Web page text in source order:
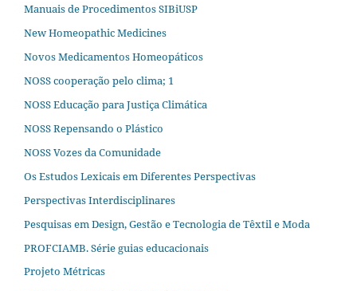
Manuais de Procedimentos SIBiUSP
New Homeopathic Medicines
Novos Medicamentos Homeopáticos
NOSS cooperação pelo clima; 1
NOSS Educação para Justiça Climática
NOSS Repensando o Plástico
NOSS Vozes da Comunidade
Os Estudos Lexicais em Diferentes Perspectivas
Perspectivas Interdisciplinares
Pesquisas em Design, Gestão e Tecnologia de Têxtil e Moda
PROFCIAMB. Série guias educacionais
Projeto Métricas